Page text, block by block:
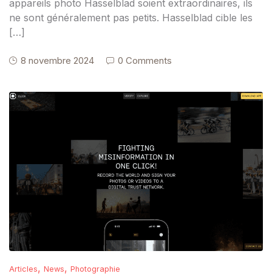
appareils photo Hasselblad soient extraordinaires, ils
ne sont généralement pas petits. Hasselblad cible les
[…]
8 novembre 2024 0 Comments
Articles, News, Photographie